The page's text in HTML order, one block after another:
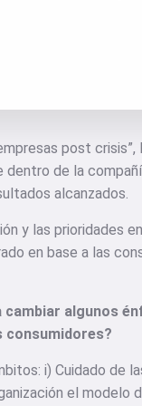
post crisis”,
dentro de la
alcanzados.
y las prioridades
en base a las
cambiar algunos
consumidores?
i) Cuidado de
el modelo